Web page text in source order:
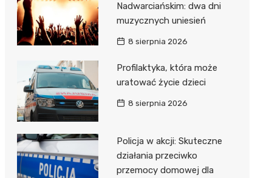
Nadwarciańskim: dwa dni
muzycznych uniesień
8 sierpnia 2026
Profilaktyka, która może
uratować życie dzieci
8 sierpnia 2026
Policja w akcji: Skuteczne
działania przeciwko
przemocy domowej dla